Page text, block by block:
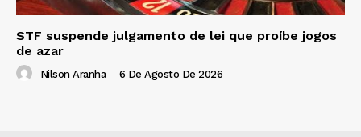
STF suspende julgamento de lei que proíbe jogos
de azar
Nilson Aranha - 6 De Agosto De 2026